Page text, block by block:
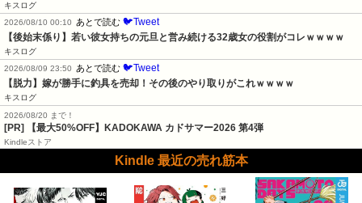
キスログ
2026/08/10 00:10
あとで読む 🐦Tweet
【後始末係り】若い彼女持ちの元旦と営み続ける32歳女の役割がコレｗｗｗｗ
キスログ
2026/08/09 23:50
あとで読む 🐦Tweet
【脱力】嫁が勝手に釣具を売却！その後のやり取りがこれｗｗｗｗ
キスログ
2026/08/20 まで！
[PR] 【最大50%OFF】KADOKAWA カドサマー2026 第4弾
Kindleストア
Kindle 最近の売れ筋本